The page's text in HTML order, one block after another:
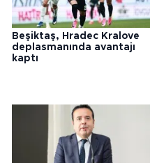
Beşiktaş, Hradec Kralove
deplasmanında avantajı
kaptı